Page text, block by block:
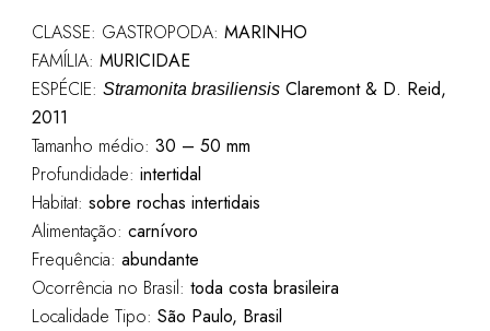
CLASSE: GASTROPODA: MARINHO
FAMÍLIA: MURICIDAE
ESPÉCIE: Stramonita brasiliensisClaremont & D. Reid,
2011
Tamanho médio: 30 – 50 mm
Profundidade: intertidal
Habitat: sobre rochas intertidais
Alimentação: carnívoro
Frequência: abundante
Ocorrência no Brasil: toda costa brasileira
Localidade Tipo: São Paulo, Brasil